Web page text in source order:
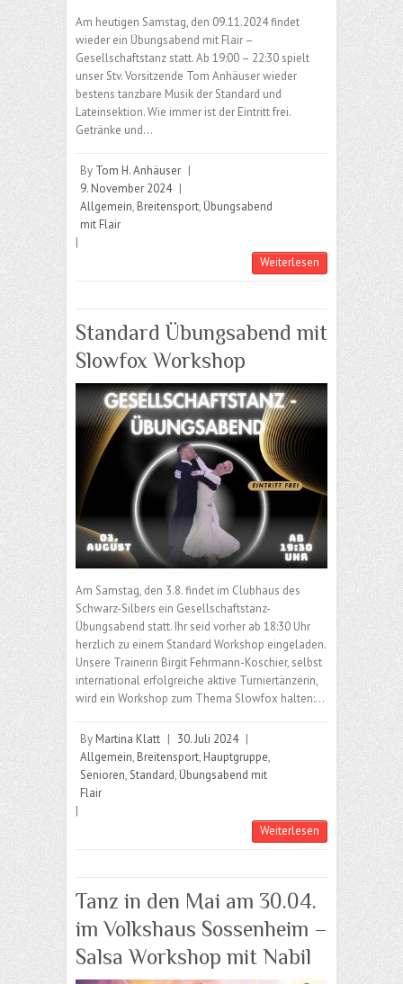
Am heutigen Samstag, den 09.11.2024 findet
wieder ein Übungsabend mit Flair –
Gesellschaftstanz statt. Ab 19:00 – 22:30 spielt
unser Stv. Vorsitzende Tom Anhäuser wieder
bestens tanzbare Musik der Standard und
Lateinsektion. Wie immer ist der Eintritt frei.
Getränke und…
By Tom H. Anhäuser |
9. November 2024 |
Allgemein, Breitensport, Übungsabend
mit Flair
|
Weiterlesen
Standard Übungsabend mit
Slowfox Workshop
Am Samstag, den 3.8. findet im Clubhaus des
Schwarz-Silbers ein Gesellschaftstanz-
Übungsabend statt. Ihr seid vorher ab 18:30 Uhr
herzlich zu einem Standard Workshop eingeladen.
Unsere Trainerin Birgit Fehrmann-Koschier, selbst
international erfolgreiche aktive Turniertänzerin,
wird ein Workshop zum Thema Slowfox halten:…
By Martina Klatt | 30. Juli 2024 |
Allgemein, Breitensport, Hauptgruppe,
Senioren,Standard, Übungsabend mit
Flair
|
Weiterlesen
Tanz in den Mai am 30.04.
im Volkshaus Sossenheim –
Salsa Workshop mit Nabil